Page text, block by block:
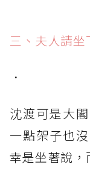
三、夫人請坐
．
沈渡可是大
一點架子也
幸是坐著說，